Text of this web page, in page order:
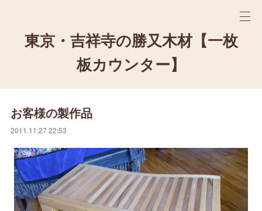
東京・吉祥寺の勝又木材【一枚
板カウンター】
お客様の製作品
2011.11.27 22:53